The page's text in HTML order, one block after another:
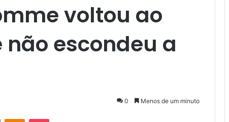
voltou ao
não escondeu a
0 Menos de um minuto
VK OK Pocket